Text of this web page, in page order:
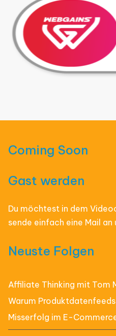
Coming Soon
Gast werden
Du möchtest in dem
sende einfach eine Mail an
Neuste Folgen
Affiliate Thinking mit Tom
Warum
Misserfolg im E-